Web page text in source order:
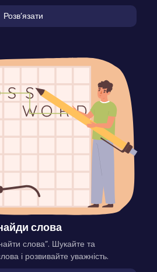
Розвʼязати
слова
слова”. Шукайте та
і розвивайте уважність.